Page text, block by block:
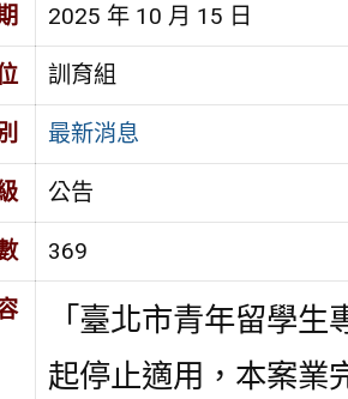
2025 年 10 月 15 日
訓育組
最新消息
公告
369
「臺北市青年留學
起停止適用，本案業